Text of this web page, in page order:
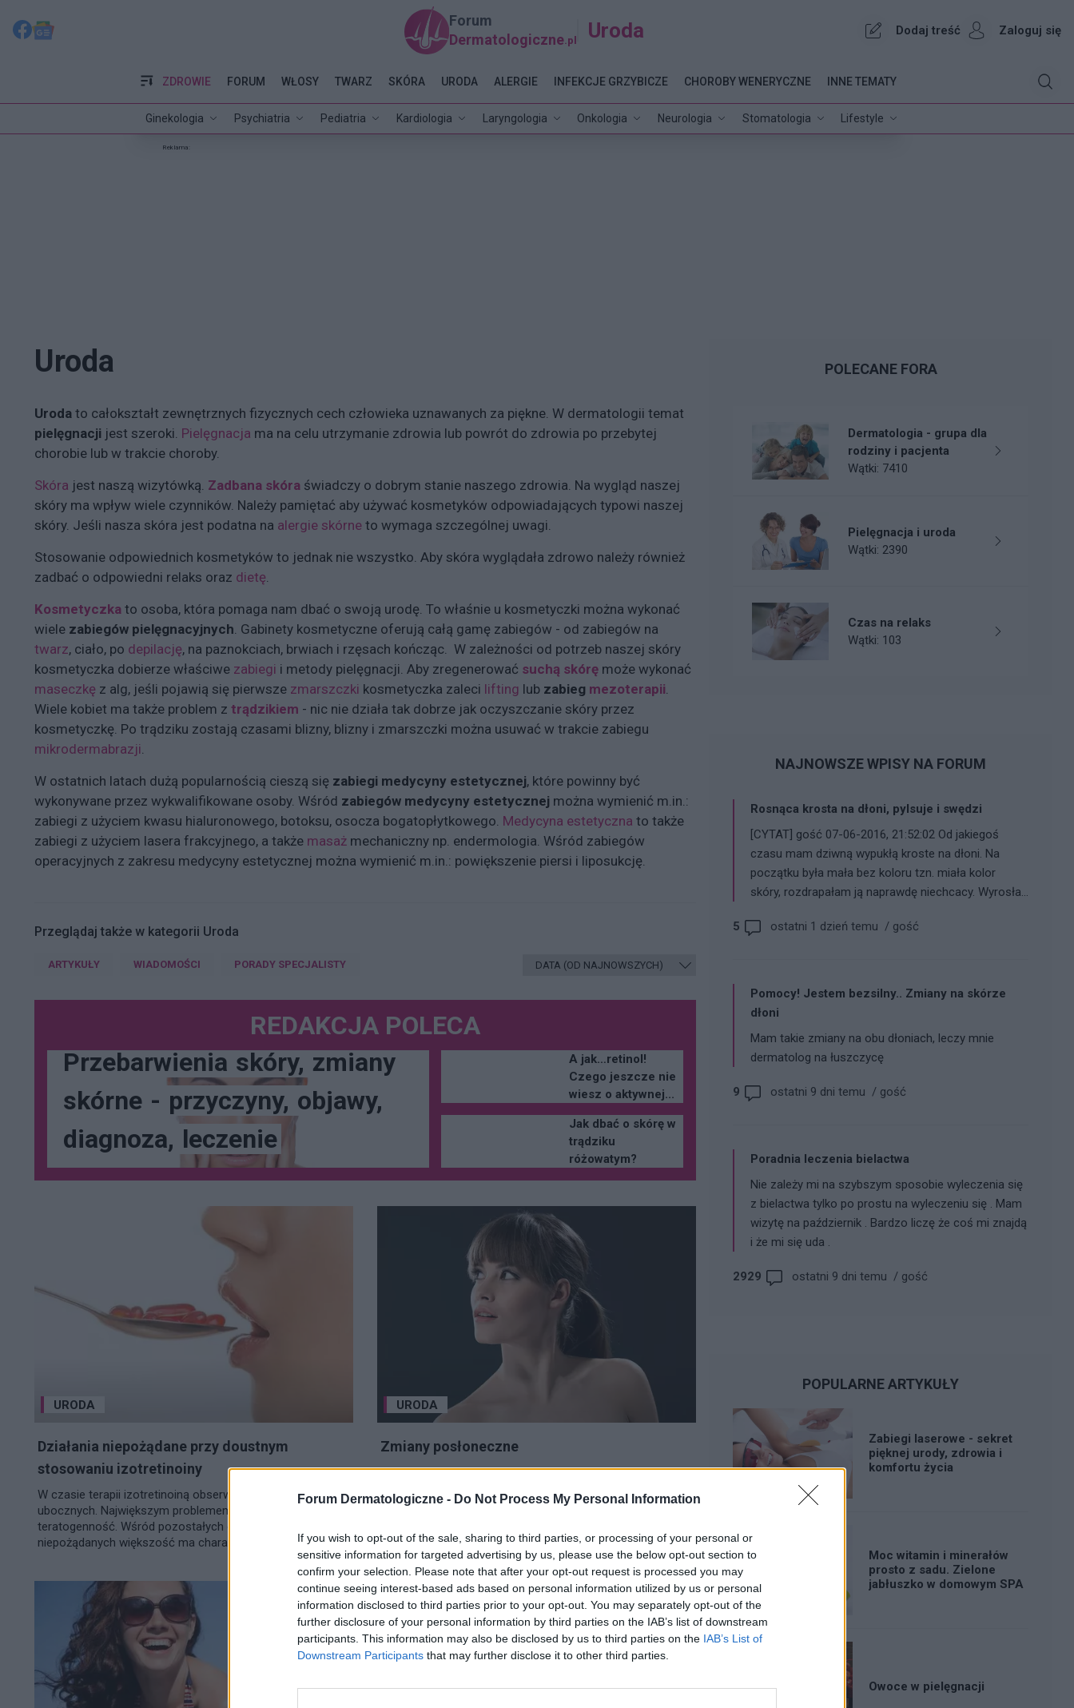
Forum Dermatologiczne - Do Not Process My Personal Information
If you wish to opt-out of the sale, sharing to third parties, or processing of your personal or
sensitive information for targeted advertising by us, please use the below opt-out section to
confirm your selection. Please note that after your opt-out request is processed you may
continue seeing interest-based ads based on personal information utilized by us or personal
information disclosed to third parties prior to your opt-out. You may separately opt-out of the
further disclosure of your personal information by third parties on the IAB’s list of downstream
participants. This information may also be disclosed by us to third parties on the IAB’s List of
Downstream Participants that may further disclose it to other third parties.
Forum
Dermatologiczne .pl Uroda Dodaj treść Zaloguj się
ZDROWIE
Ginekologia Psychiatria Pediatria Kardiologia Laryngologia Onkologia Neurologia Stomatologia Lifestyle
FORUM WŁOSY TWARZ SKÓRA URODA ALERGIE INFEKCJE GRZYBICZE CHOROBY WENERYCZNE INNE TEMATY
Reklama:
Uroda
Uroda to całokształt zewnętrznych fizycznych cech człowieka uznawanych za piękne. W dermatologii temat
pielęgnacji jest szeroki. Pielęgnacja ma na celu utrzymanie zdrowia lub powrót do zdrowia po przebytej
chorobie lub w trakcie choroby.
Skóra jest naszą wizytówką. Zadbana skóra świadczy o dobrym stanie naszego zdrowia. Na wygląd naszej
skóry ma wpływ wiele czynników. Należy pamiętać aby używać kosmetyków odpowiadających typowi naszej
skóry. Jeśli nasza skóra jest podatna na alergie skórne to wymaga szczególnej uwagi.
Stosowanie odpowiednich kosmetyków to jednak nie wszystko. Aby skóra wyglądała zdrowo należy również
zadbać o odpowiedni relaks oraz dietę
Kosmetyczka to osoba, która pomaga nam dbać o swoją urodę. To właśnie u kosmetyczki można wykonać
wiele zabiegów pielęgnacyjnych . Gabinety kosmetyczne oferują całą gamę zabiegów - od zabiegów na
twarz, ciało, po depilację, na paznokciach, brwiach i rzęsach kończąc. W zależności od potrzeb naszej skóry
kosmetyczka dobierze właściwe zabiegi i metody pielęgnacji. Aby zregenerować suchą skórę może wykonać
maseczkę z alg, jeśli pojawią się pierwsze zmarszczki kosmetyczka zaleci lifting lub zabieg mezoterapii
Wiele kobiet ma także problem z trądzikiem - nic nie działa tak dobrze jak oczyszczanie skóry przez
kosmetyczkę. Po trądziku zostają czasami blizny, blizny i zmarszczki można usuwać w trakcie zabiegu
mikrodermabrazji
W ostatnich latach dużą popularnością cieszą się zabiegi medycyny estetycznej, które powinny być
wykonywane przez wykwalifikowane osoby. Wśród zabiegów medycyny estetycznej można wymienić m.in.:
zabiegi z użyciem kwasu hialuronowego, botoksu, osocza bogatopłytkowego. Medycyna estetyczna to także
zabiegi z użyciem lasera frakcyjnego, a także masaż mechaniczny np. endermologia. Wśród zabiegów
operacyjnych z zakresu medycyny estetycznej można wymienić m.in.: powiększenie piersi i liposukcję.
Przeglądaj także w kategorii Uroda
ARTYKUŁY WIADOMOŚCI PORADY SPECJALISTY
REDAKCJA POLECA
Przebarwienia skóry, zmiany
skórne - przyczyny, objawy,
diagnoza, leczenie
A jak…retinol!
Czego jeszcze nie
wiesz o aktywnej...
Jak dbać o skórę w
trądziku
różowatym?
URODA
Działania niepożądane przy doustnym
stosowaniu izotretinoiny
W czasie terapii izotretinoiną obserwujemy szereg działań
ubocznych. Największym problemem jest jej silna
teratogenność. Wśród pozostałych objawów
niepożądanych większość ma charakter przejściowy....
URODA
Zmiany posłoneczne
Do powierzchni Ziemi dociera promieniowanie
krótsze, tzw. rumieniotwórcze promieniowanie UVB (290 –
POLECANE FORA
Dermatologia - grupa dla
rodziny i pacjenta
Wątki: 7410
Pielęgnacja i uroda
Wątki: 2390
Czas na relaks
Wątki: 103
NAJNOWSZE WPISY NA FORUM
Rosnąca krosta na dłoni, pylsuje i swędzi
[CYTAT] gość 07-06-2016, 21:52:02 Od jakiegoś
czasu mam dziwną wypukłą kroste na dłoni. Na
początku była mała bez koloru tzn. miała kolor
skóry, rozdrapałam ją naprawdę niechcacy. Wyrosła
Czasami bardzo swędzi tak jakby od środka i
wyglądała już to co ja mam na kciuku. Mieszkam w
UK wiec jak ktoś napiszę idź do lekarza to od razu
kilka zdjęć, może ktoś coś takiego kiedyś miał bądź
spotkał sie z czymś takim i podpowie co to jest.
[img]http://static2.medforum.pl/upload/image/
[img]http://static2.medforum.pl/upload/image/
5 ostatni 1 dzień temu / gość
Pomocy! Jestem bezsilny.. Zmiany na skórze
dłoni
Mam takie zmiany na obu dłoniach, leczy mnie
dermatolog na łuszczycę
9 ostatni 9 dni temu / gość
Poradnia leczenia bielactwa
Nie zależy mi na szybszym sposobie wyleczenia się
z bielactwa tylko po prostu na wyleczeniu się . Mam
wizytę na październik . Bardzo liczę że coś mi znajdą
i że mi się uda .
2929 ostatni 9 dni temu / gość
POPULARNE ARTYKUŁY
Zabiegi laserowe - sekret
pięknej urody, zdrowia i
komfortu życia
Moc witamin i minerałów
prosto z sadu. Zielone
jabłuszko w domowym SPA
Owoce w pielęgnacji